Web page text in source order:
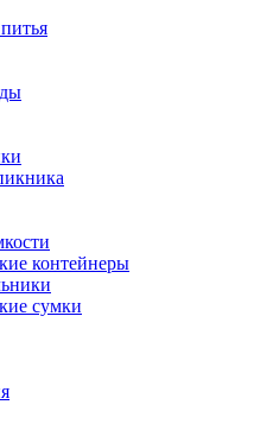
контейнеры
сумки